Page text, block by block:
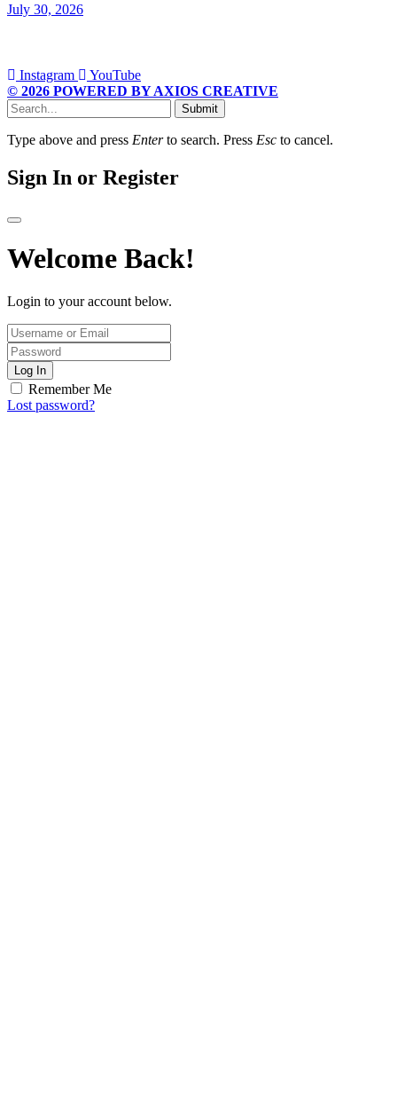
July 30, 2026
Instagram
YouTube
© 2026 POWERED BY AXIOS CREATIVE
Submit
Type above and press Enterto search. Press Esc to cancel.
Sign In or Register
Welcome Back!
Login to your account below.
Log In
Remember Me
Lost password?